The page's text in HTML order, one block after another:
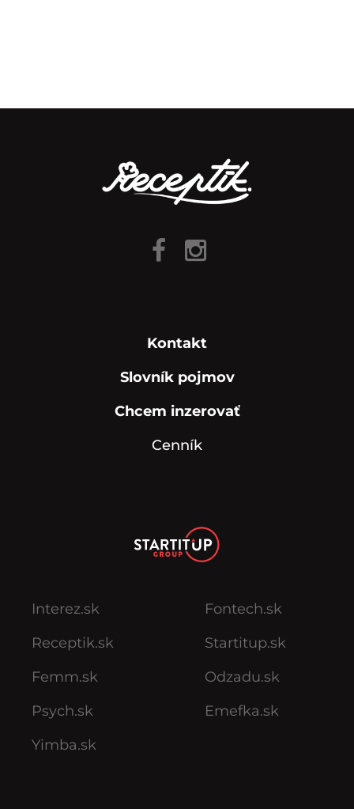
Kontakt
Slovník pojmov
Chcem inzerovať
Cenník
Interez.sk
Receptik.sk
Femm.sk
Psych.sk
Yimba.sk
Fontech.sk
Startitup.sk
Odzadu.sk
Emefka.sk